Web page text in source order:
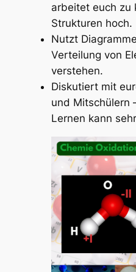
arbeitet euch zu
Strukturen hoch.
Nutzt
Verteilung von
verstehen.
Diskutiert mit
und Mitschülern
Lernen kann